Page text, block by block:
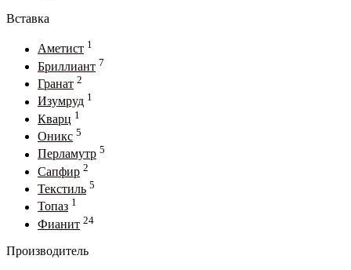
Вставка
Аметист 1
Бриллиант 7
Гранат 2
Изумруд 1
Кварц 1
Оникс 5
Перламутр 5
Сапфир 2
Текстиль 5
Топаз 1
Фианит 24
Производитель